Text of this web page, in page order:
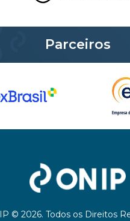
Parceiros
© 2026. Todos os Direitos